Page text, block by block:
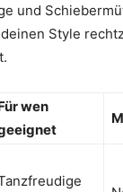
und
Style
wen